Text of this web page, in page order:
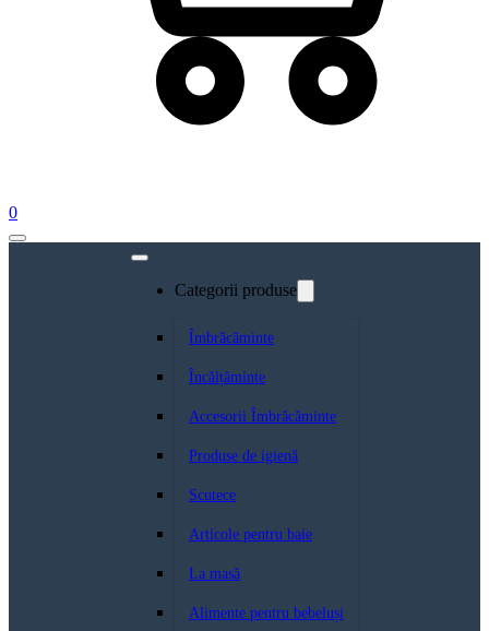
0
Categorii produse
Îmbrăcăminte
Încălțăminte
Accesorii Îmbrăcăminte
Produse de igienă
Scutece
Articole pentru baie
La masă
Alimente pentru bebeluși